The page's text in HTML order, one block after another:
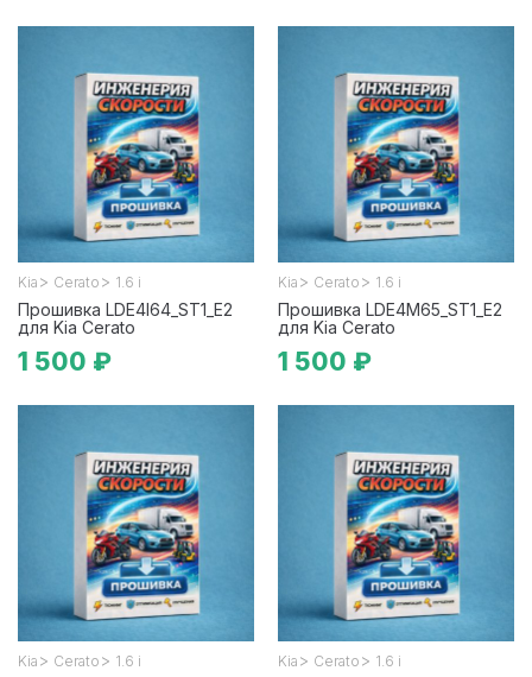
Kia > Cerato > 1.6 i
Прошивка LDE4I64_ST1_E2
для Kia Cerato
1 500 ₽
Kia > Cerato > 1.6 i
Прошивка LDE4M65_ST1_E2
для Kia Cerato
1 500 ₽
Kia > Cerato > 1.6 i Kia > Cerato > 1.6 i